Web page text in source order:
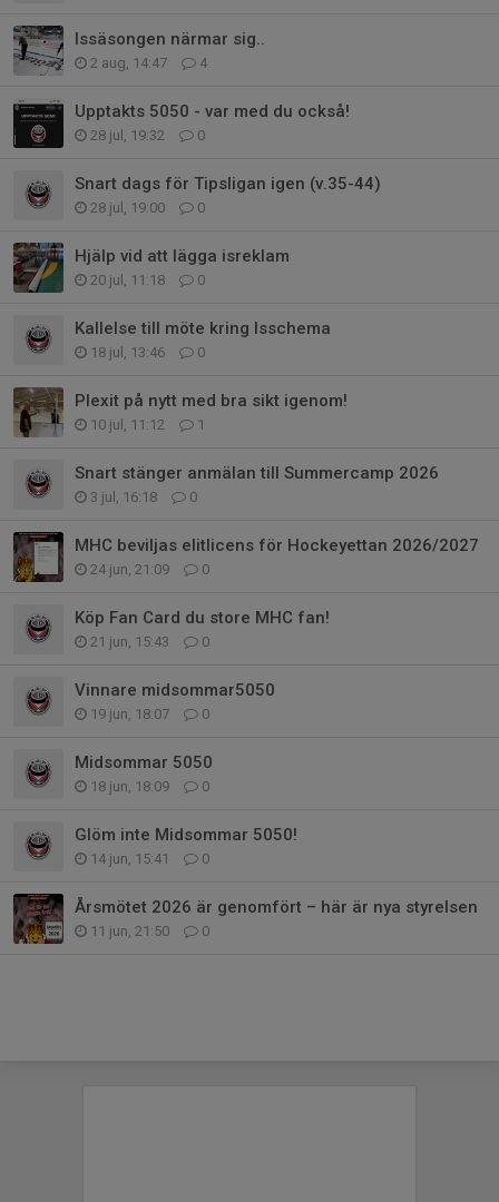
Issäsongen närmar sig..
2 aug, 14:47 4
Upptakts 5050 - var med du också!
28 jul, 19:32 0
Snart dags för Tipsligan igen (v.35-44)
28 jul, 19:00 0
Hjälp vid att lägga isreklam
20 jul, 11:18 0
Kallelse till möte kring Isschema
18 jul, 13:46 0
Plexit på nytt med bra sikt igenom!
10 jul, 11:12 1
Snart stänger anmälan till Summercamp 2026
3 jul, 16:18 0
MHC beviljas elitlicens för Hockeyettan 2026/2027
24 jun, 21:09 0
Köp Fan Card du store MHC fan!
21 jun, 15:43 0
Vinnare midsommar5050
19 jun, 18:07 0
Midsommar 5050
18 jun, 18:09 0
Glöm inte Midsommar 5050!
14 jun, 15:41 0
Årsmötet 2026 är genomfört – här är nya styrelsen
11 jun, 21:50 0